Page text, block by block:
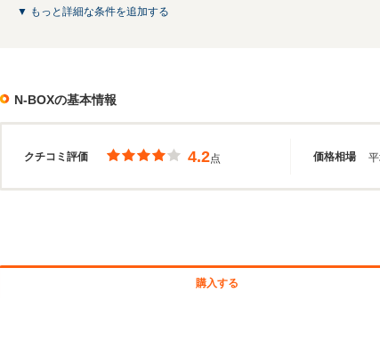
▼ もっと詳細な条件を追加する
N-BOXの基本情報
クチコミ評価 価格相場
4.2点
購入する